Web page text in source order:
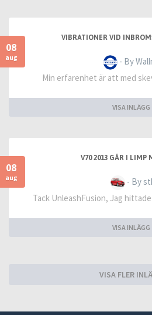
08
aug
VIBRATIONER VID
- By
Min erfarenhet är att med
VISA INLÄGG
08
aug
V70 2013 GÅR I LIMP
- By
Tack UnleashFusion, Jag
VISA INLÄGG
VISA FLER